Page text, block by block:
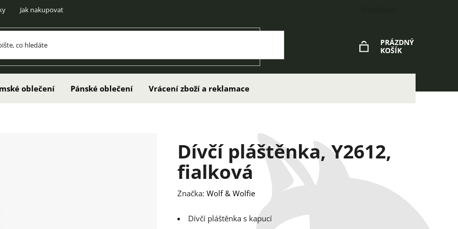
Jak nakupovat
PRÁZDNÝ
KOŠÍK
oblečení Pánské oblečení Vrácení zboží a reklamace
Dívčí pláštěnka, Y2612,
fialková
Značka: Wolf & Wolfie
Dívčí pláštěnka s kapucí